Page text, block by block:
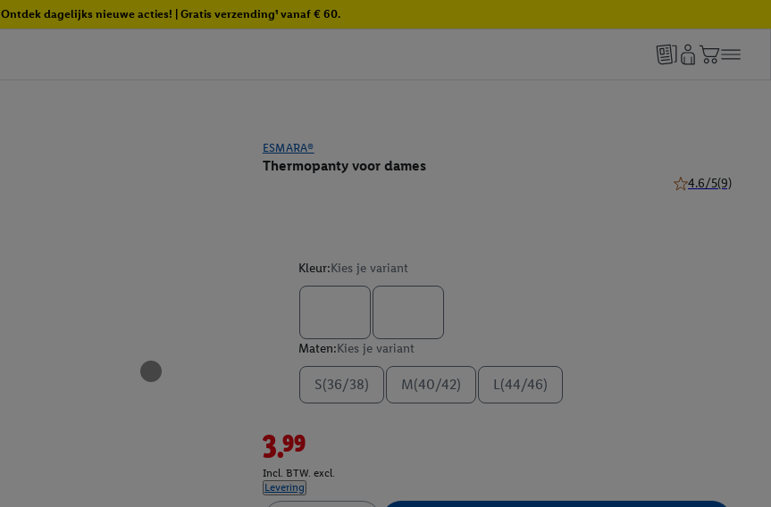
Ontdek dagelijks nieuwe acties! | Gratis verzending¹ vanaf € 60.
ESMARA®
Thermopanty voor dames
4.6/5(9)
Kleur:Kies je variant
Maten:Kies je variant
S(36/38) M(40/42) L(44/46)
3.99
Incl. BTW. excl.
Levering